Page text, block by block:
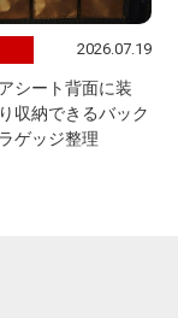
2026.07.19
シート背面に装
収納できるバック
ゲッジ整理